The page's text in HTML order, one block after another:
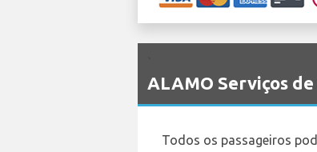
ALAMO Serviços
Todos os passageiros